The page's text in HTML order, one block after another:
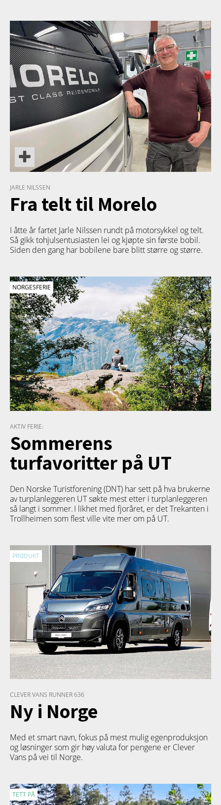
TETT PÅ
JARLE NILSSEN
Fra telt til Morelo
I åtte år fartet Jarle Nilssen rundt på motorsykkel og telt.
Så gikk tohjulsentusiasten lei og kjøpte sin første bobil.
Siden den gang har bobilene bare blitt større og større.
NORGESFERIE
AKTIV FERIE:
Sommerens
turfavoritter på UT
Den Norske Turistforening (DNT) har sett på hva brukerne
av turplanleggeren UTsøkte mest etter i turplanleggeren
så langt i sommer. I likhet med fjoråret, er det Trekanten i
Trollheimen som flest ville vite mer om på UT.
PRODUKT
CLEVER VANS RUNNER 636
Ny i Norge
Med et smart navn, fokus på mest mulig egenproduksjon
og løsninger som gir høy valuta for pengene er Clever
Vans på vei til Norge.
TETT PÅ